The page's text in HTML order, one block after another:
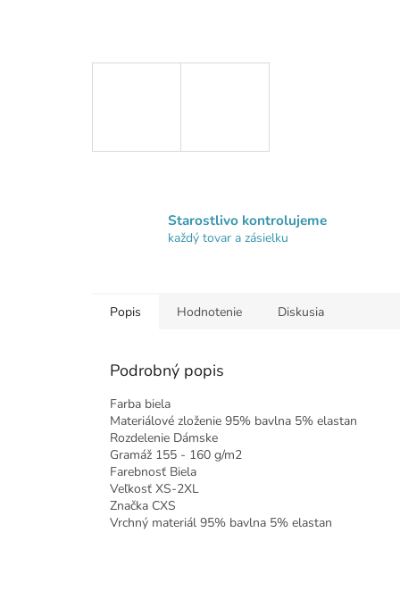
Starostlivo kontrolujeme
každý tovar a zásielku
Popis Hodnotenie Diskusia
Podrobný popis
Farba biela
Materiálové zloženie 95% bavlna 5% elastan
Rozdelenie Dámske
Gramáž 155 - 160 g/m2
Farebnosť Biela
Veľkosť XS-2XL
Značka CXS
Vrchný materiál 95% bavlna 5% elastan